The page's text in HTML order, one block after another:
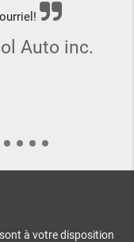
Auto inc.
à votre disposition